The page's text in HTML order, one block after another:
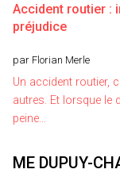
Accident routier :
préjudice
par Florian Merle
Un accident routier,
autres. Et lorsque le
peine…
ME DUPUY-